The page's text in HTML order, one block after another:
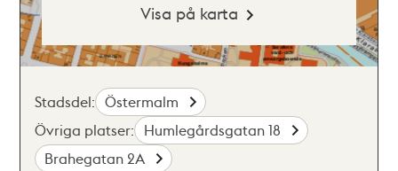
Visa på karta
Stadsdel: Östermalm
Övriga platser: Humlegårdsgatan 18
Brahegatan 2A